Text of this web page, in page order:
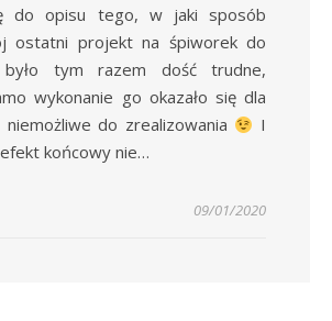
ostatni projekt na śpiworek do
było tym razem dość trudne,
wykonanie go okazało się dla
do zrealizowania
I
końcowy nie…
09/01/2020